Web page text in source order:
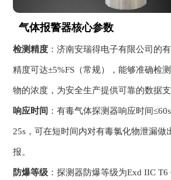
气体报警器核心参数
检测精度 ：济南安瑞得电子有限公司的
精度可达±5%FS（常规），能够准确检
物的浓度，为安全生产提供可靠的数据支
响应时间 ：有毒气体探测器响应时间
25s，可在短时间内对有毒氯化物泄漏做
报。
防爆等级 ：探测器防爆等级为Exd IIC